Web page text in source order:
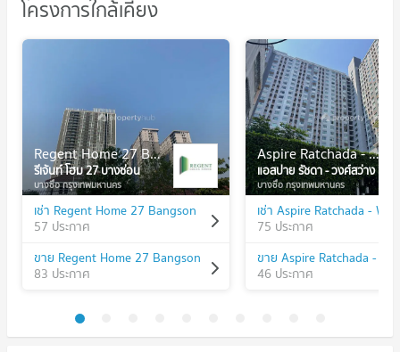
โครงการใกล้เคียง
Regent Home 27 Bangson
รีเจ้นท์ โฮม 27 บางซ่อน
บางซื่อ กรุงเทพมหานคร
เช่า Regent Home 27 Bangson
57 ประกาศ
ขาย Regent Home 27 Bangson
83 ประกาศ
Aspire Ratchada - Wongsawang
แอสปาย รัชดา - วงศ์สว่าง
บางซื่อ กรุงเทพมหานคร
75 ประกาศ
46 ประกาศ